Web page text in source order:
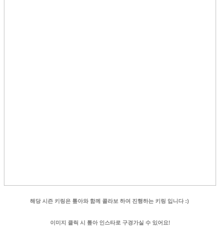
해당 시즌 키링은 톺아와 함께 콜라보 하여 진행하는 키링 입니다 :)
이미지 클릭 시 톺아 인스타로 구경가실 수 있어요!